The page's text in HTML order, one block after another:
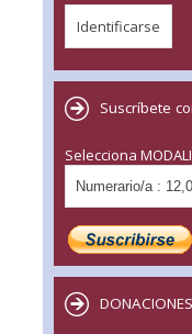
Suscríbete
Selecciona
DONACIONES